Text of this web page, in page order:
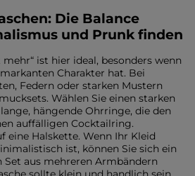
Die Balance
und Prunk finden
ist hier ideal, besonders wenn
Charakter hat. Bei
Federn oder starken Mustern
Wählen Sie einen starken
hängende Ohrringe, die den
auffälligen Cocktailring.
eine Halskette. Wenn Ihr Kleid
ist, können Sie sich ein
Set aus mehreren Armbändern